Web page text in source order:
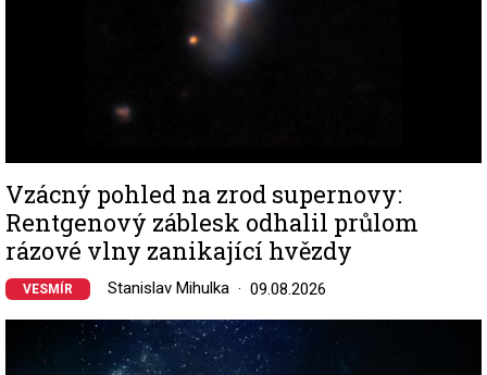
Vzácný pohled na zrod supernovy:
Rentgenový záblesk odhalil průlom
rázové vlny zanikající hvězdy
VESMÍR Stanislav Mihulka 09.08.2026
Image